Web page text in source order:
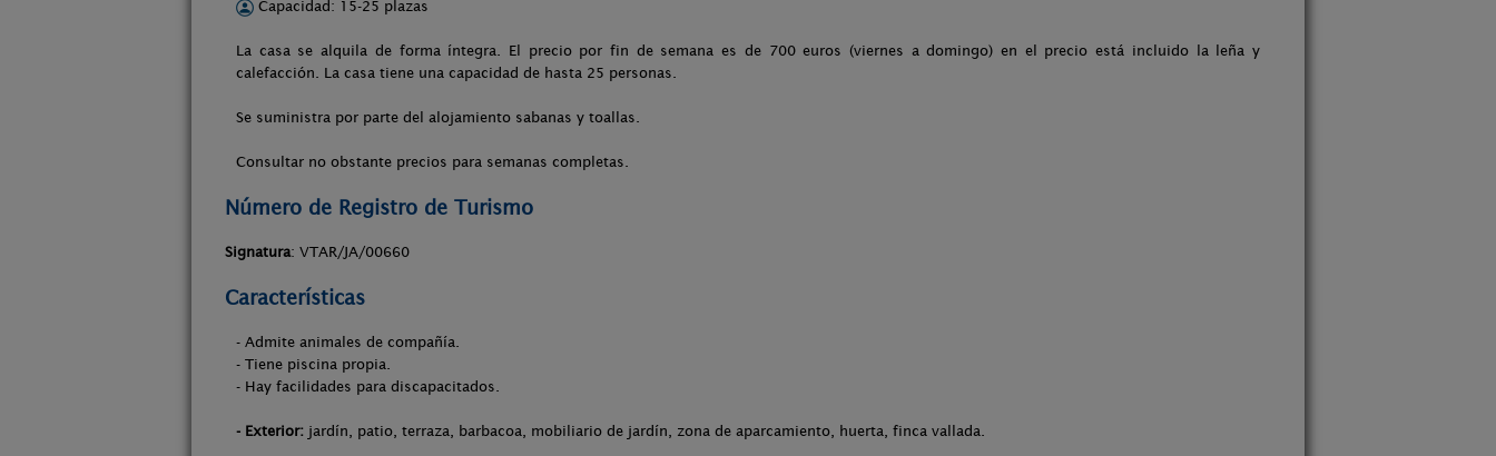
Capacidad: 15-25 plazas
La casa se alquila de forma íntegra. El precio por fin de semana es de 700 euros (viernes a domingo) en el precio está incluido la leña y
calefacción. La casa tiene una capacidad de hasta 25 personas.
Se suministra por parte del alojamiento sabanas y toallas.
Consultar no obstante precios para semanas completas.
Número de Registro de Turismo
Signatura: VTAR/JA/00660
Características
- Admite animales de compañía.
- Tiene piscina propia.
- Hay facilidades para discapacitados.
- Exterior: jardín, patio, terraza, barbacoa, mobiliario de jardín, zona de aparcamiento, huerta, finca vallada.